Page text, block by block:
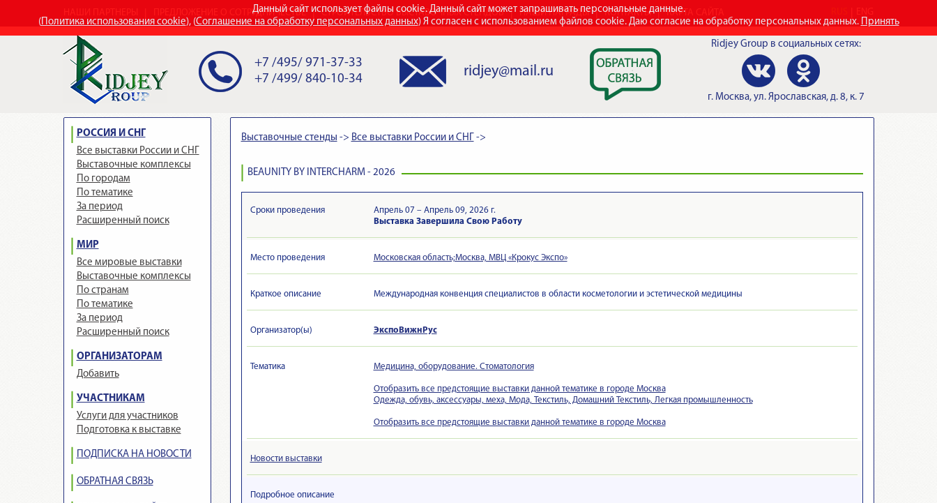
Данный сайт использует файлы cookie. Данный сайт может запрашивать персональные данные.
(Политика использования cookie), (Соглашение на обработку персональных данных) Я согласен с использованием файлов cookie. Даю согласие на обработку персональных данных. Принять
ПРЕДЛОЖЕНИЕ О СОТРУДНИЧЕСТВЕ СТРОИТЕЛЬСТВО ВЫСТАВОЧНЫХ СТЕНДОВ НАШИ НАГРАДЫ КОНТАКТЫ КАРТА САЙТА
+7 /495/ 971-37-33
+7 /499/ 840-10-34
ridjey@mail.ru
Ridjey Group в социальных сетях:
г. Москва, ул. Ярославская, д. 8, к. 7
РОССИЯ И СНГ
Все выставки России и СНГ
Выставочные комплексы
По городам
По тематике
За период
Расширенный поиск
МИР
Все мировые выставки
Выставочные комплексы
По странам
По тематике
За период
Расширенный поиск
ОРГАНИЗАТОРАМ
Добавить
УЧАСТНИКАМ
Услуги для участников
Подготовка к выставке
ПОДПИСКА НА НОВОСТИ
ОБРАТНАЯ СВЯЗЬ
Выставочные стенды -> Все выставки России и СНГ ->
BEAUNITY BY INTERCHARM - 2026
Сроки проведения
Апрель 07 – Апрель 09, 2026 г.
Выставка Завершила Свою Работу
Место проведения Московская область;Москва, МВЦ «Крокус Экспо»
Краткое описание Международная конвенция специалистов в области косметологии и эстетической медицины
Организатор(ы) ЭкспоВижнРус
Тематика Медицина, оборудование. Стоматология
Отобразить все предстоящие выставки данной тематике в городе Москва
Одежда, обувь, аксессуары, меха, Мода, Текстиль, Домашний Текстиль, Легкая промышленность
Отобразить все предстоящие выставки данной тематике в городе Москва
Новости выставки
Подробное описание